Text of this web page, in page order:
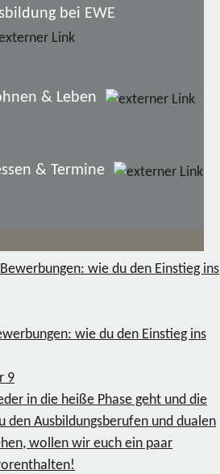
bei EWE
& Leben
& Termine
wie du den Einstieg ins
9
in die heiße Phase geht und die
den Ausbildungsberufen und dualen
wollen wir euch ein paar